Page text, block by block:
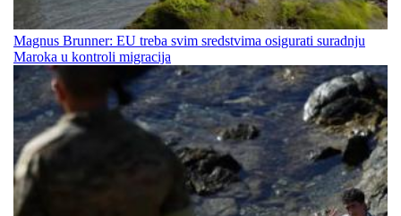
Magnus Brunner: EU treba svim sredstvima osigurati suradnju
Maroka u kontroli migracija